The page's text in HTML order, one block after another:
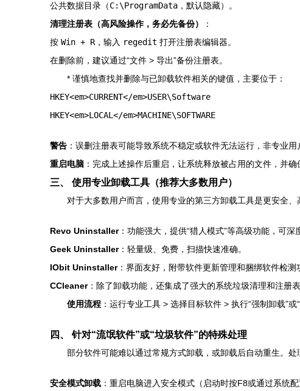
公共数据目录（C:\ProgramData ，默认隐藏）。
清理注册表（高风险操作，务必先备份）
：
按 Win + R ，输入 regedit 打开注册表编辑器。
在删除前，建议通过“文件 > 导出”备份注册表。
* 谨慎地查找并删除与已卸载软件相关的键值，主要位于：
HKEY<em>CURRENT</em>USER\Software
HKEY<em>LOCAL</em>MACHINE\SOFTWARE
警告 ：误删注册表可能导致系统不稳定或软件无法运行，非专业用
重启电脑 ：完成上述操作后重启，让系统释放被占用的文件，并确
三、 使用专业卸载工具（推荐大多数用户）
对于大多数用户而言，使用专业的第三方卸载工具是更安全
Revo Uninstaller：功能强大，提供“猎人模式”等高级功能，可深
Geek Uninstaller：轻量级、免费，扫描快速准确。
IObit Uninstaller：界面友好，附带软件更新管理和捆绑软件检测
CCleaner：除了卸载功能，还集成了强大的系统垃圾清理和注册表
使用流程 ：运行专业工具 > 选择目标软件 > 执行“强制卸载”
四、 针对“流氓软件”或“垃圾软件”的特殊处理
部分软件可能难以通过常规方式卸载，或卸载后自动重生。处
安全模式卸载 ：重启电脑进入安全模式（启动时按F8或通过系统